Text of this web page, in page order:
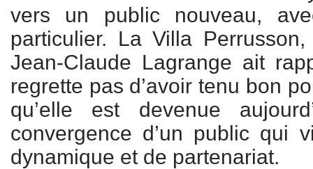
vers un public nouveau,
particulier. La Villa
Jean-Claude Lagrange ait
regrette pas d’avoir tenu bon
qu’elle est devenue
convergence d’un public qui
dynamique et de partenariat.